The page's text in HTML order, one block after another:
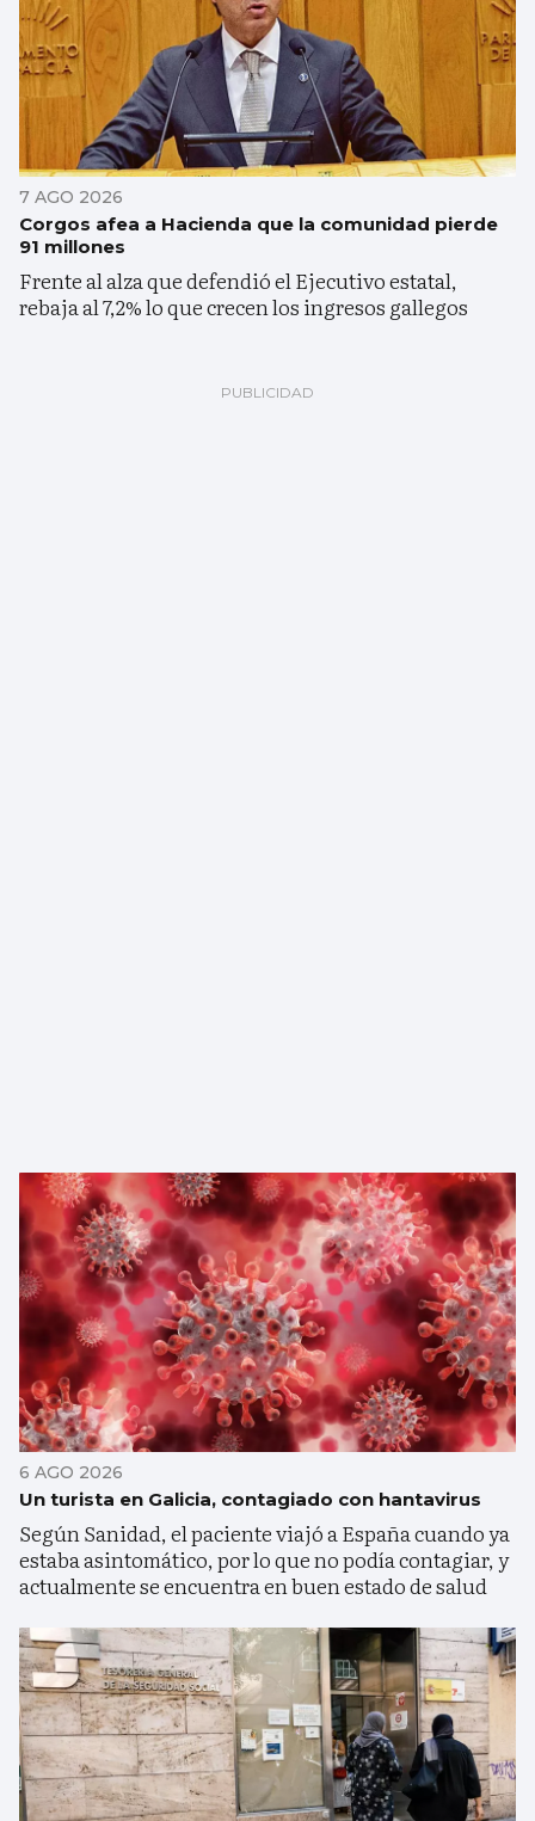
7 AGO 2026
Corgos afea a Hacienda que la comunidad pierde
91 millones
Frente al alza que defendió el Ejecutivo estatal,
rebaja al 7,2% lo que crecen los ingresos gallegos
6 AGO 2026
Un turista en Galicia, contagiado con hantavirus
Según Sanidad, el paciente viajó a España cuando ya
estaba asintomático, por lo que no podía contagiar, y
actualmente se encuentra en buen estado de salud